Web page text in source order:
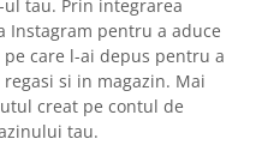
tau. Prin integrarea
Instagram pentru a aduce
care l-ai depus pentru a
si in magazin. Mai
creat pe contul de
tau.